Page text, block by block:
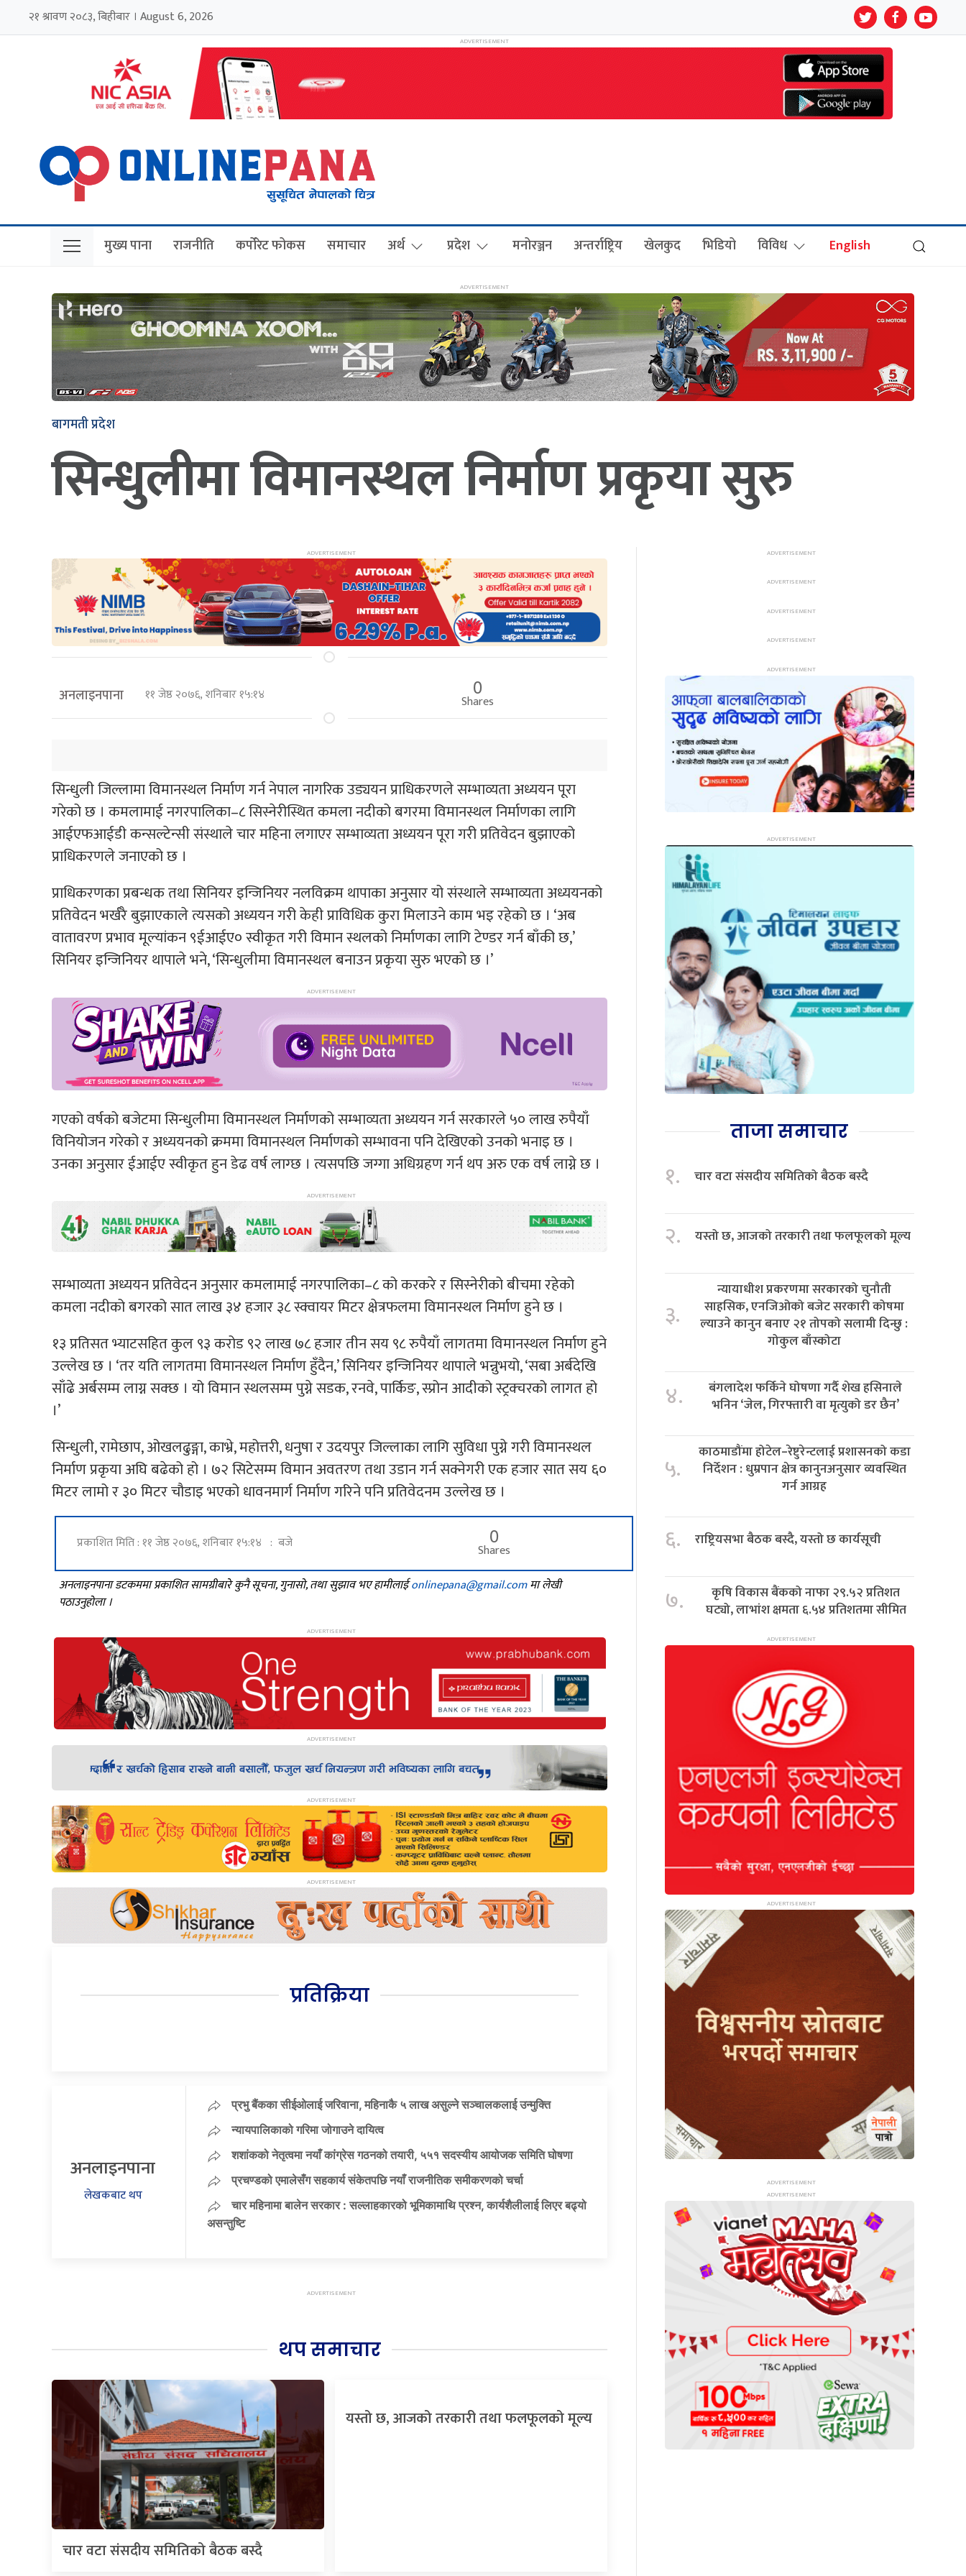
२१ श्रावण २०८३, बिहीबार । August 6, 2026
मुख्य पाना राजनीति कर्पोरेट फोकस समाचार अर्थ प्रदेश मनोरञ्जन अन्तर्राष्ट्रिय खेलकुद भिडियो विविध English
बागमती प्रदेश
सिन्धुलीमा विमानस्थल निर्माण प्रकृया सुरु
अनलाइनपाना ११ जेष्ठ २०७६, शनिबार १५:१४ 0
Shares
सिन्धुली जिल्लामा विमानस्थल निर्माण गर्न नेपाल नागरिक उड्ययन प्राधिकरणले सम्भाव्यता अध्ययन पूरा
गरेको छ । कमलामाई नगरपालिका–८ सिस्नेरीस्थित कमला नदीको बगरमा विमानस्थल निर्माणका लागि
आईएफआईडी कन्सल्टेन्सी संस्थाले चार महिना लगाएर सम्भाव्यता अध्ययन पूरा गरी प्रतिवेदन बुझाएको
प्राधिकरणले जनाएको छ ।
प्राधिकरणका प्रबन्धक तथा सिनियर इन्जिनियर नलविक्रम थापाका अनुसार यो संस्थाले सम्भाव्यता अध्ययनको
प्रतिवेदन भर्खरै बुझाएकाले त्यसको अध्ययन गरी केही प्राविधिक कुरा मिलाउने काम भइ रहेको छ । ‘अब
वातावरण प्रभाव मूल्यांकन ९ईआईए० स्वीकृत गरी विमान स्थलको निर्माणका लागि टेण्डर गर्न बाँकी छ,’
सिनियर इन्जिनियर थापाले भने, ‘सिन्धुलीमा विमानस्थल बनाउन प्रकृया सुरु भएको छ ।’
गएको वर्षको बजेटमा सिन्धुलीमा विमानस्थल निर्माणको सम्भाव्यता अध्ययन गर्न सरकारले ५० लाख रुपैयाँ
विनियोजन गरेको र अध्ययनको क्रममा विमानस्थल निर्माणको सम्भावना पनि देखिएको उनको भनाइ छ ।
उनका अनुसार ईआईए स्वीकृत हुन डेढ वर्ष लाग्छ । त्यसपछि जग्गा अधिग्रहण गर्न थप अरु एक वर्ष लाग्ने छ ।
सम्भाव्यता अध्ययन प्रतिवेदन अनुसार कमलामाई नगरपालिका–८ को करकरे र सिस्नेरीको बीचमा रहेको
कमला नदीको बगरको सात लाख ३४ हजार ३८ स्क्वायर मिटर क्षेत्रफलमा विमानस्थल निर्माण हुने छ ।
१३ प्रतिसत भ्याटसहित कुल ९३ करोड ९२ लाख ७८ हजार तीन सय ९८ रुपैयाँ लागतमा विमानस्थल निर्माण हुने
उल्लेख छ । ‘तर यति लागतमा विमानस्थल निर्माण हुँदैन,’ सिनियर इन्जिनियर थापाले भन्नुभयो, ‘सबा अर्बदेखि
साँढे अर्बसम्म लाग्न सक्छ । यो विमान स्थलसम्म पुग्ने सडक, रनवे, पार्किङ, स्प्रोन आदीको स्ट्रक्चरको लागत हो
।’
सिन्धुली, रामेछाप, ओखलढुङ्गा, काभ्रे, महोत्तरी, धनुषा र उदयपुर जिल्लाका लागि सुविधा पुग्ने गरी विमानस्थल
निर्माण प्रकृया अघि बढेको हो । ७२ सिटेसम्म विमान अवतरण तथा उडान गर्न सक्नेगरी एक हजार सात सय ६०
मिटर लामो र ३० मिटर चौडाइ भएको धावनमार्ग निर्माण गरिने पनि प्रतिवेदनम उल्लेख छ ।
प्रकाशित मिति : ११ जेष्ठ २०७६, शनिबार १५:१४ : बजे 0
Shares
अनलाइनपाना डटकममा प्रकाशित सामग्रीबारे कुनै सूचना, गुनासो, तथा सुझाव भए हामीलाईonlinepana@gmail.comमा लेखी
पठाउनुहोला ।
प्रतिक्रिया
अनलाइनपाना
लेखकबाट थप
प्रभु बैंकका सीईओलाई जरिवाना, महिनाकै ५ लाख असुल्ने सञ्चालकलाई उन्मुक्ति
न्यायपालिकाको गरिमा जोगाउने दायित्व
शशांकको नेतृत्वमा नयाँ कांग्रेस गठनको तयारी, ५५१ सदस्यीय आयोजक समिति घोषणा
प्रचण्डको एमालेसँग सहकार्य संकेतपछि नयाँ राजनीतिक समीकरणको चर्चा
चार महिनामा बालेन सरकार : सल्लाहकारको भूमिकामाथि प्रश्न, कार्यशैलीलाई लिएर बढ्यो
असन्तुष्टि
थप समाचार
चार वटा संसदीय समितिको बैठक बस्दै
यस्तो छ, आजको तरकारी तथा फलफूलको मूल्य
ताजा समाचार
१. चार वटा संसदीय समितिको बैठक बस्दै
२. यस्तो छ, आजको तरकारी तथा फलफूलको मूल्य
३.
न्यायाधीश प्रकरणमा सरकारको चुनौती
साहसिक, एनजिओको बजेट सरकारी कोषमा
ल्याउने कानुन बनाए २१ तोपको सलामी दिन्छु :
गोकुल बाँस्कोटा
४.
बंगलादेश फर्किने घोषणा गर्दै शेख हसिनाले
भनिन ‘जेल, गिरफ्तारी वा मृत्युको डर छैन’
५.
काठमाडौंमा होटेल–रेष्टुरेन्टलाई प्रशासनको कडा
निर्देशन : धुम्रपान क्षेत्र कानुनअनुसार व्यवस्थित
गर्न आग्रह
६. राष्ट्रियसभा बैठक बस्दै, यस्तो छ कार्यसूची
७.
कृषि विकास बैंकको नाफा २९.५२ प्रतिशत
घट्यो, लाभांश क्षमता ६.५४ प्रतिशतमा सीमित